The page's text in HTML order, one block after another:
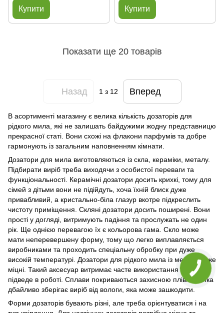
Купити Купити
Показати ще 20 товарів
Назад 1з 12 Вперед
В асортименті магазину є велика кількість дозаторів для
рідкого мила, які не залишать байдужими жодну представницю
прекрасної статі. Вони схожі на флакони парфумів та добре
гармонують із загальним наповненням кімнати.
Дозатори для мила виготовляються із скла, кераміки, металу.
Підбирати виріб треба виходячи з особистої переваги та
функціональності. Керамічні дозатори досить крихкі, тому для
сімей з дітьми вони не підійдуть, хоча їхній блиск дуже
привабливий, а кристально-біла глазур вкотре підкреслить
чистоту приміщення. Скляні дозатори досить поширені. Вони
прості у догляді, витримують падіння та прослужать не один
рік. Ще однією перевагою їх є кольорова гама. Скло може
мати неперевершену форму, тому що легко виплавляється
виробниками та проходить спеціальну обробку при дуже
високій температурі. Дозатори для рідкого мила із металу дуже
міцні. Такий аксесуар витримає часте використання та не
підведе в роботі. Сплави покриваються захисною плівкою, яка
дбайливо зберігає виріб від вологи, яка може зашкодити.
Форми дозаторів бувають різні, але треба орієнтуватися і на